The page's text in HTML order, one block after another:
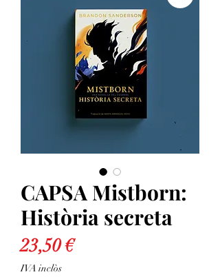
CAPSA Mistborn:
Història secreta
23,50 €Price
IVA inclòs